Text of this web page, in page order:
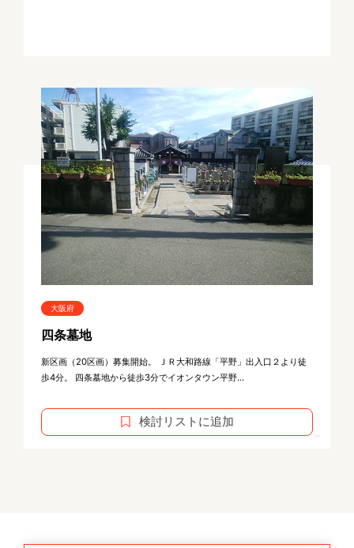
大阪府
四条墓地
新区画（20区画）募集開始。 ＪＲ大和路線「平野」出入口２より徒
歩4分。 四条墓地から徒歩3分でイオンタウン平野...
検討リストに追加